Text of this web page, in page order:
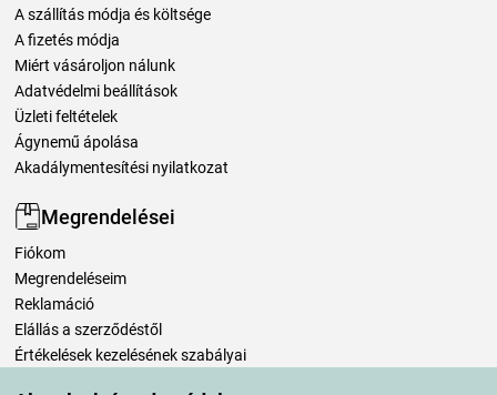
A szállítás módja és költsége
A fizetés módja
Miért vásároljon nálunk
Adatvédelmi beállítások
Üzleti feltételek
Ágynemű ápolása
Akadálymentesítési nyilatkozat
Megrendelései
Fiókom
Megrendeléseim
Reklamáció
Elállás a szerződéstől
Értékelések kezelésének szabályai